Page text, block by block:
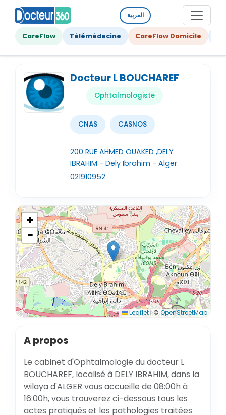
العربية
CareFlow Télémédecine CareFlow Domicile
Docteur L BOUCHAREF
Ophtalmologiste
CNAS CASNOS
200 RUE AHMED OUAKED ,DELY
IBRAHIM - Dely Ibrahim - Alger
021910952
+
−
Leaflet|©OpenStreetMap
A propos
Le cabinet d'Ophtalmologie du docteur L
BOUCHAREF, localisé à DELY IBRAHIM, dans la
wilaya d'ALGER vous accueille de 08:00h à
16:00h, vous trouverez ci-dessous tous les
actes pratiqués et les pathologies traitées